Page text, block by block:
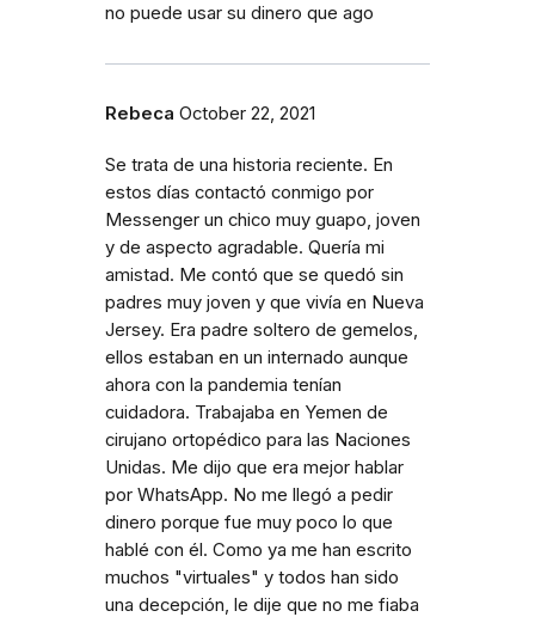
no puede usar su dinero que ago
Rebeca October 22, 2021
Se trata de una historia reciente. En
estos días contactó conmigo por
Messenger un chico muy guapo, joven
y de aspecto agradable. Quería mi
amistad. Me contó que se quedó sin
padres muy joven y que vivía en Nueva
Jersey. Era padre soltero de gemelos,
ellos estaban en un internado aunque
ahora con la pandemia tenían
cuidadora. Trabajaba en Yemen de
cirujano ortopédico para las Naciones
Unidas. Me dijo que era mejor hablar
por WhatsApp. No me llegó a pedir
dinero porque fue muy poco lo que
hablé con él. Como ya me han escrito
muchos "virtuales" y todos han sido
una decepción, le dije que no me fiaba